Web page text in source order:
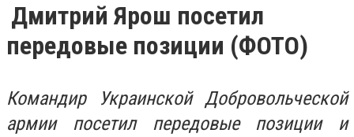
Дмитрий Ярош посетил
передовые позиции (ФОТО)
Командир Украинской Добровольческой
армии посетил передовые позиции и